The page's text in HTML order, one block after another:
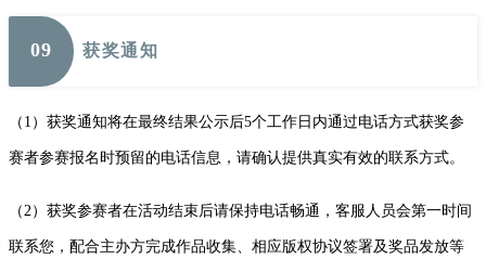
09 获奖通知
（1）获奖通知将在最终结果公示后5个工作日内通过电话方式获奖参
赛者参赛报名时预留的电话信息，请确认提供真实有效的联系方式。
（2）获奖参赛者在活动结束后请保持电话畅通，客服人员会第一时间
联系您，配合主办方完成作品收集、相应版权协议签署及奖品发放等